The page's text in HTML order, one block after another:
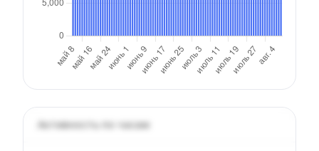
Активность по часам